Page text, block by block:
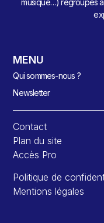
musique…) regroupés
MENU
Qui sommes-nous ?
Newsletter
Contact
Plan du site
Accès Pro
Politique de
Mentions légales